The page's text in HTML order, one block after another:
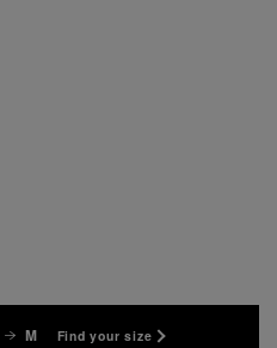
M Find your size